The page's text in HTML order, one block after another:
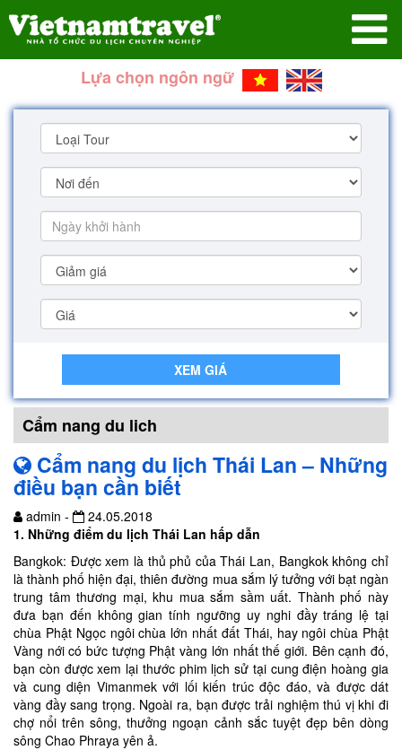
Lựa chọn ngôn ngữ
XEM GIÁ
Cẩm nang du lich
Cẩm nang du lịch Thái Lan – Những
điều bạn cần biết
admin -
24.05.2018
1. Những điểm du lịch Thái Lan hấp dẫn
Bangkok: Được xem là thủ phủ của Thái Lan, Bangkok không chỉ
là thành phố hiện đại, thiên đường mua sắm lý tưởng với bạt ngàn
trung tâm thương mại, khu mua sắm sầm uất. Thành phố này
đưa bạn đến không gian tính ngưỡng uy nghi đầy tráng lệ tại
chùa Phật Ngọc ngôi chùa lớn nhất đất Thái, hay ngôi chùa Phật
Vàng nới có bức tượng Phật vàng lớn nhất thế giới. Bên cạnh đó,
bạn còn được xem lại thước phim lịch sử tại cung điện hoàng gia
và cung diện Vimanmek với lối kiến trúc độc đáo, và được dát
vàng đầy sang trọng. Ngoài ra, bạn được trải nghiệm thú vị khi đi
chợ nổi trên sông, thưởng ngoạn cảnh sắc tuyệt đẹp bên dòng
sông Chao Phraya yên ả.